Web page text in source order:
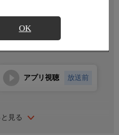
OK
ョンチャンネル(有料)のご契約が
見る
アプリ視聴 放送前